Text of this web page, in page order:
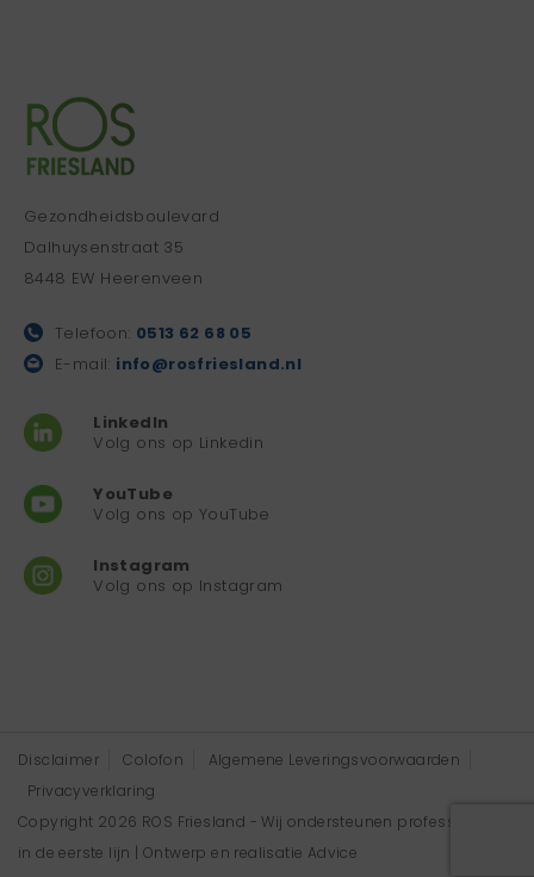
Gezondheidsboulevard
Dalhuysenstraat 35
8448 EW Heerenveen
Telefoon: 0513 62 68 05
E-mail: info@rosfriesland.nl
LinkedIn
Volg ons op Linkedin
YouTube
Volg ons op YouTube
Instagram
Volg ons op Instagram
Disclaimer Colofon
Algemene Leveringsvoorwaarden
Privacyverklaring
Copyright 2026 ROS Friesland - Wij ondersteunen professionals
in de eerste lijn | Ontwerp en realisatie Advice